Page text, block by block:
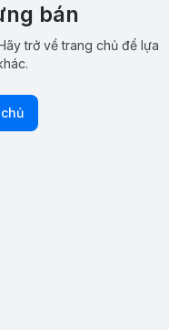
bán
trở về trang chủ để lựa